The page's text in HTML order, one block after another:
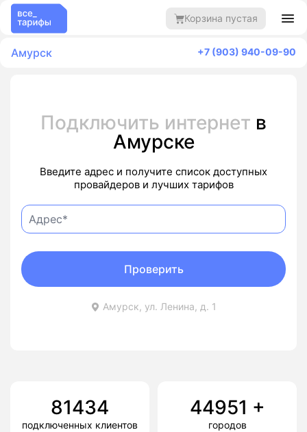
Корзина пустая
Амурск +7 (903) 940-09-90
Подключить интернет в
Амурске
Введите адрес и получите список доступных
провайдеров и лучших тарифов
Амурск, ул. Ленина, д. 1
Проверить
81434
подключенных клиентов
44951 +
городов